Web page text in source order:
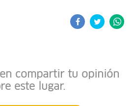
compartir tu opinión
este lugar.